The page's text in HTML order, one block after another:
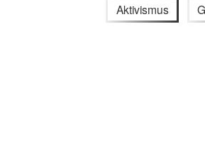
Aktivismus